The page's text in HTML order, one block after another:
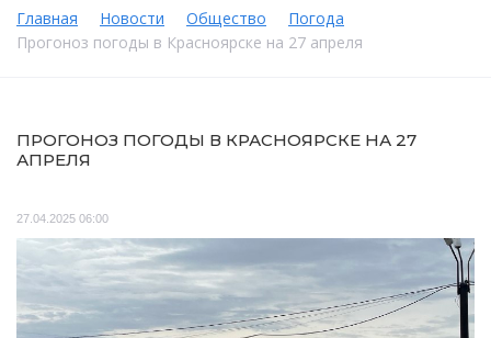
Главная Новости Общество
Погода
Прогоноз погоды в Красноярске на 27 апреля
ПРОГОНОЗ ПОГОДЫ В КРАСНОЯРСКЕ НА 27
АПРЕЛЯ
27.04.2025 06:00